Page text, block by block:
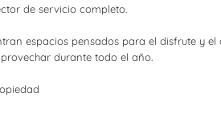
de servicio completo.
espacios pensados para el disfrute y
durante todo el año.